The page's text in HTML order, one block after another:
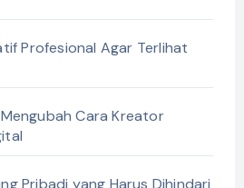
Profesional Agar Terlihat
Cara Kreator
Pribadi yang Harus Dihindari